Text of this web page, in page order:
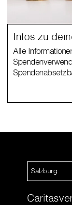
Infos zu
Alle
Salzburg